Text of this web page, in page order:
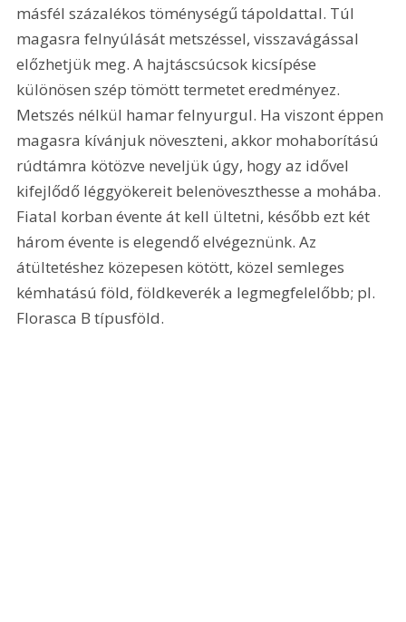
másfél százalékos töménységű tápoldattal. Túl
magasra felnyúlását metszéssel, visszavágással
előzhetjük meg. A hajtáscsúcsok kicsípése
különösen szép tömött termetet eredményez.
Metszés nélkül hamar felnyurgul. Ha viszont éppen
magasra kívánjuk növeszteni, akkor mohaborítású
rúdtámra kötözve neveljük úgy, hogy az idővel
kifejlődő léggyökereit belenöveszthesse a mohába.
Fiatal korban évente át kell ültetni, később ezt két
három évente is elegendő elvégeznünk. Az
átültetéshez közepesen kötött, közel semleges
kémhatású föld, földkeverék a legmegfelelőbb; pl.
Florasca B típusföld.